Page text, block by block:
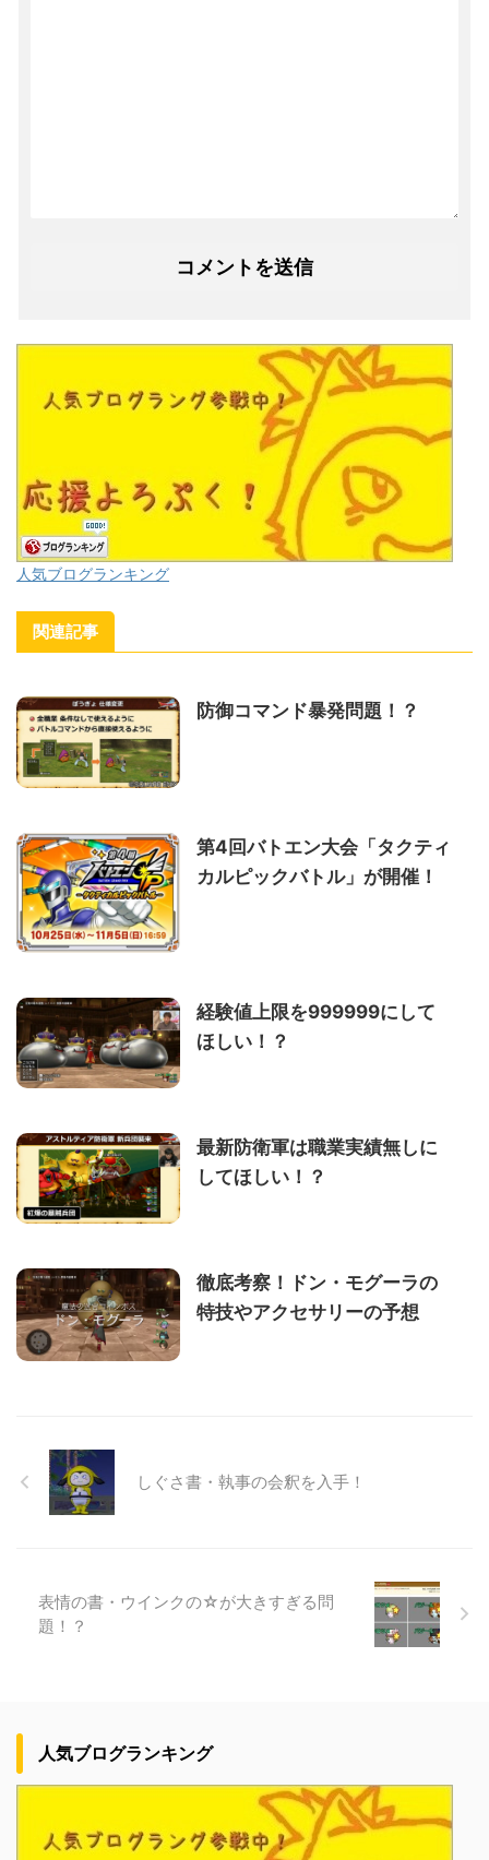
人気ブログランキング
関連記事
防御コマンド暴発問題！？
第4回バトエン大会「タクティ
カルピックバトル」が開催！
経験値上限を999999にして
ほしい！？
最新防衛軍は職業実績無しに
してほしい！？
徹底考察！ドン・モグーラの
特技やアクセサリーの予想
しぐさ書・執事の会釈を入手！
表情の書・ウインクの☆が大きすぎる問
題！？
人気ブログランキング